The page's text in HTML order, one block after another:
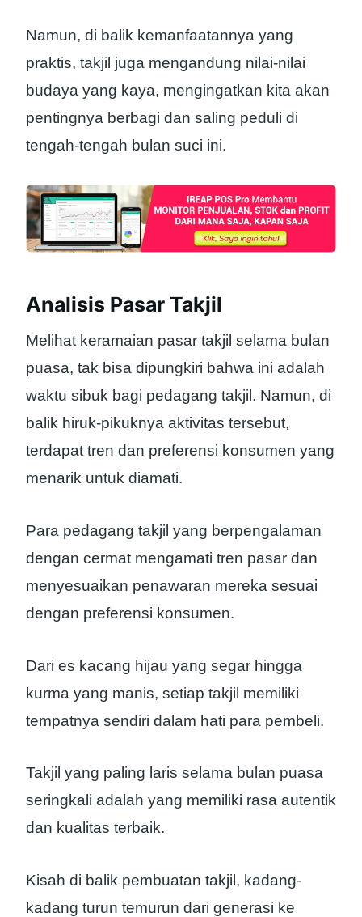
Namun, di balik kemanfaatannya yang
praktis, takjil juga mengandung nilai-nilai
budaya yang kaya, mengingatkan kita akan
pentingnya berbagi dan saling peduli di
tengah-tengah bulan suci ini.
Analisis Pasar Takjil
Melihat keramaian pasar takjil selama bulan
puasa, tak bisa dipungkiri bahwa ini adalah
waktu sibuk bagi pedagang takjil. Namun, di
balik hiruk-pikuknya aktivitas tersebut,
terdapat tren dan preferensi konsumen yang
menarik untuk diamati.
Para pedagang takjil yang berpengalaman
dengan cermat mengamati tren pasar dan
menyesuaikan penawaran mereka sesuai
dengan preferensi konsumen.
Dari es kacang hijau yang segar hingga
kurma yang manis, setiap takjil memiliki
tempatnya sendiri dalam hati para pembeli.
Takjil yang paling laris selama bulan puasa
seringkali adalah yang memiliki rasa autentik
dan kualitas terbaik.
Kisah di balik pembuatan takjil, kadang-
kadang turun temurun dari generasi ke